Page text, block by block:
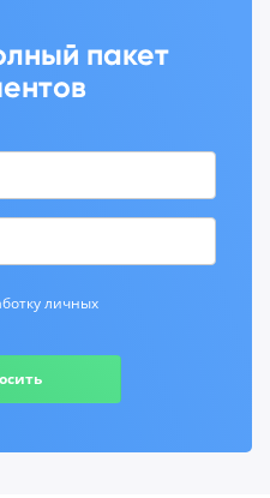
пакет
личных